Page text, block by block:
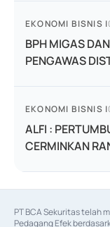
EKONOMI BISNIS |
BPH MIGAS
PENGAWAS
EKONOMI BISNIS |
ALFI :
CERMINKAN
PT BCA Sekuritas telah
Pedagang Efek